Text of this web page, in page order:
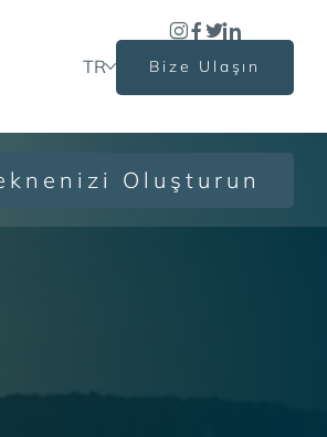
TR Bize Ulaşın
Oluşturun